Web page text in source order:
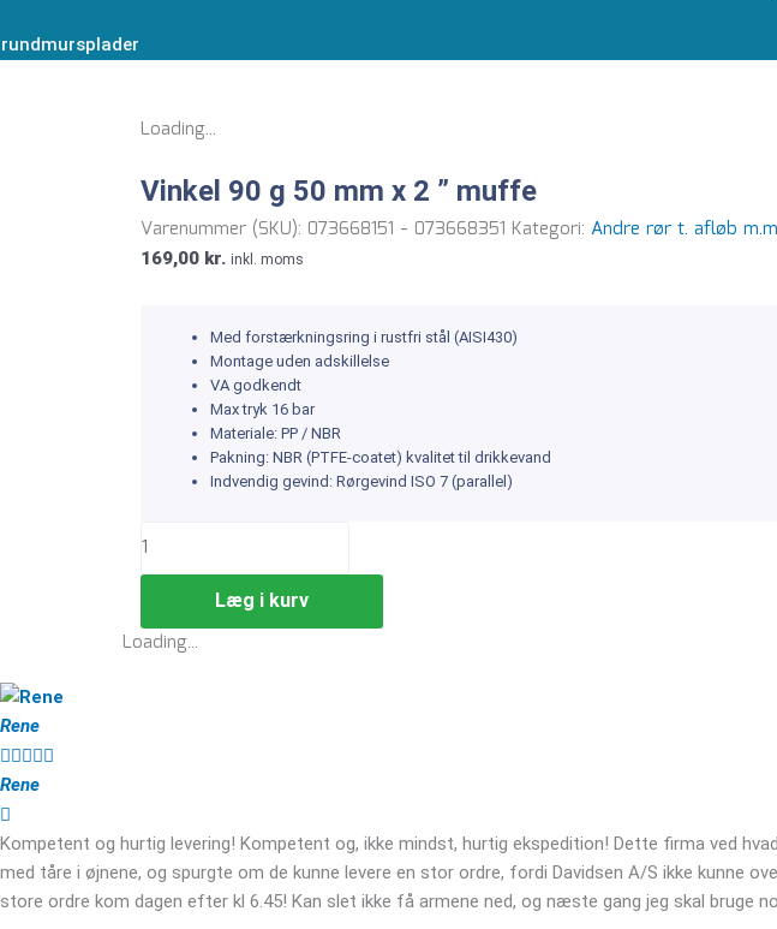
Loading...
Vinkel 90 g 50 mm x 2 ” muffe
Varenummer (SKU): 073668151 - 073668351 Kategori: Andre rør t. afløb
169,00 kr. inkl. moms
Med forstærkningsring i rustfri stål (AISI430)
Montage uden adskillelse
VA godkendt
Max tryk 16 bar
Materiale: PP / NBR
Pakning: NBR (PTFE-coatet) kvalitet til drikkevand
Indvendig gevind: Rørgevind ISO 7 (parallel)
Læg i kurv
Loading...
Rene

Rene
Kompetent og hurtig levering! Kompetent og, ikke mindst, hurtig ekspedition! Dette firma ved
med tåre i øjnene, og spurgte om de kunne levere en stor ordre, fordi Davidsen A/S ikke kunne
store ordre kom dagen efter kl 6.45! Kan slet ikke få armene ned, og næste gang jeg skal bruge